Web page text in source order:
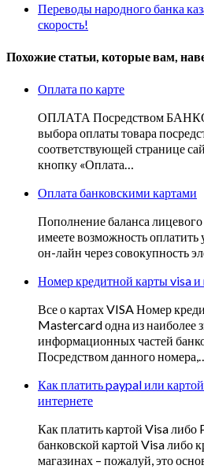
Переводы народного банка
скорость!
Похожие статьи, которые вам,
Оплата по карте
ОПЛАТА Посредством
выбора оплаты товара
соответствующей странице
кнопку «Оплата…
Оплата банковскими картами
Пополнение баланса
имеете возможность
он-лайн через совокупность
Номер кредитной карты visa
Все о картах VISA Номер
Mastercard одна из наиболее
информационных частей
Посредством данного
Как платить paypal или
интернете
Как платить картой Visa либо
банковской картой Visa либо
магазинах – пожалуй, это